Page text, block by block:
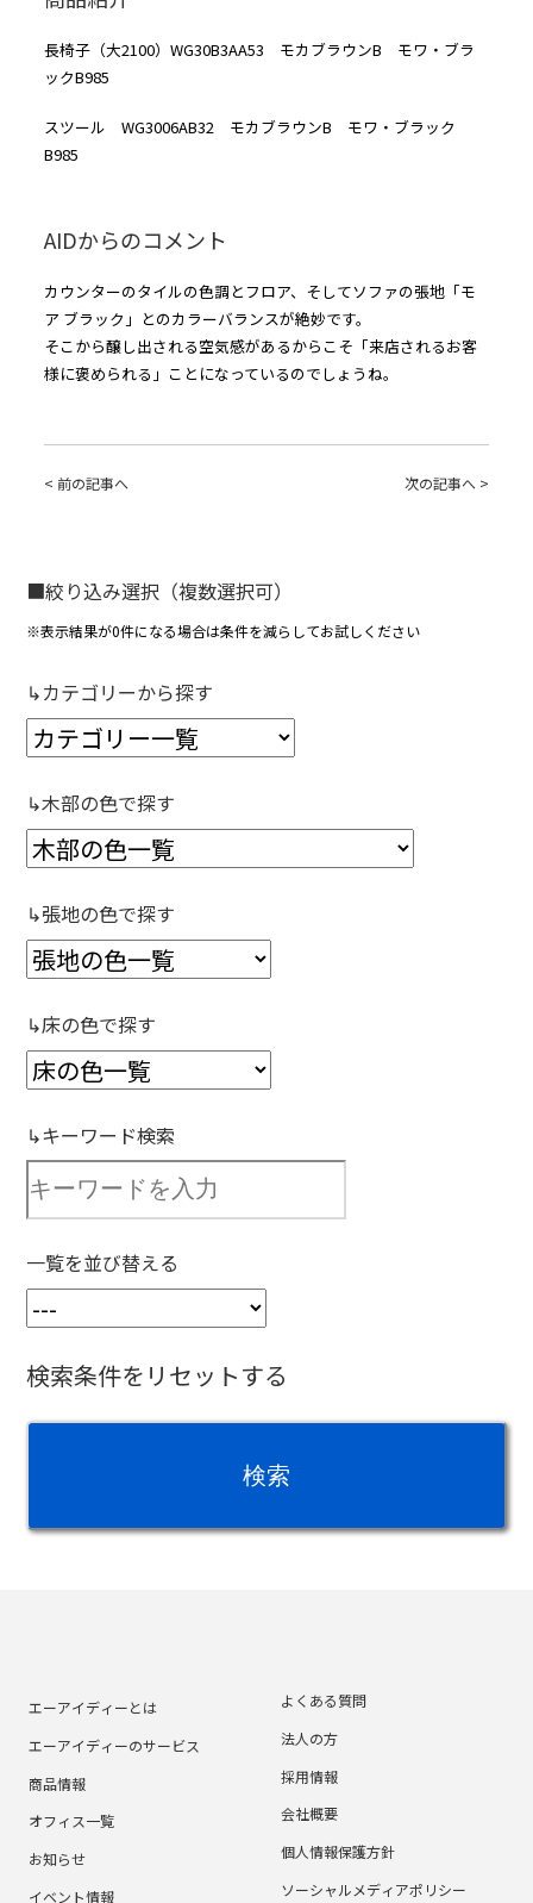
長椅子（大2100）WG30B3AA53 モカブラウンB モワ・ブラ
ックB985
スツール WG3006AB32 モカブラウンB モワ・ブラック
B985
AIDからのコメント
カウンターのタイルの色調とフロア、そしてソファの張地「モ
ア ブラック」とのカラーバランスが絶妙です。
そこから醸し出される空気感があるからこそ「来店されるお客
様に褒められる」ことになっているのでしょうね。
< 前の記事へ 次の記事へ >
■絞り込み選択（複数選択可）
※表示結果が0件になる場合は条件を減らしてお試しください
↳カテゴリーから探す
↳木部の色で探す
↳張地の色で探す
↳床の色で探す
↳キーワード検索
一覧を並び替える
検索条件をリセットする
エーアイディーとは
エーアイディーのサービス
商品情報
オフィス一覧
お知らせ
イベント情報
よくある質問
法人の方
採用情報
会社概要
個人情報保護方針
ソーシャルメディアポリシー